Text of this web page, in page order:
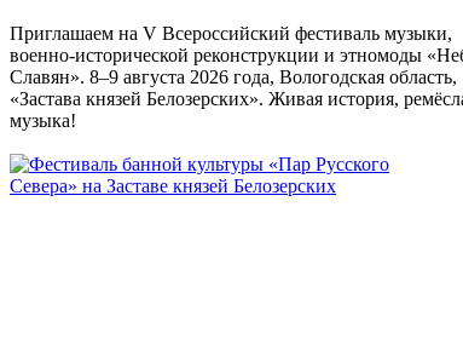
Приглашаем на V Всероссийский фестиваль музыки,
военно-исторической реконструкции и этномоды
Славян». 8–9 августа 2026 года, Вологодская область,
«Застава князей Белозерских». Живая история,
музыка!